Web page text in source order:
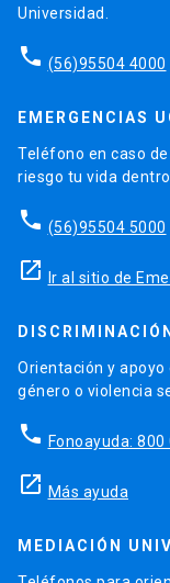
Universidad.
phone (56)95504 4000
EMERGENCIAS
Teléfono en caso
riesgo tu vida
phone (56)95504 5000
launch Ir al sitio de
Orientación y
género o violencia
phone Fonoayuda: 800
launch Más ayuda
MEDIACIÓN